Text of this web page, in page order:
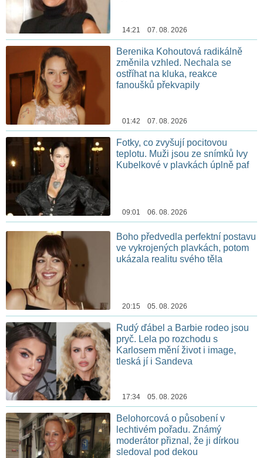
14:21 07. 08. 2026
Berenika Kohoutová radikálně
změnila vzhled. Nechala se
ostříhat na kluka, reakce
fanoušků překvapily
01:42 07. 08. 2026
Fotky, co zvyšují pocitovou
teplotu. Muži jsou ze snímků Ivy
Kubelkové v plavkách úplně paf
09:01 06. 08. 2026
Boho předvedla perfektní postavu
ve vykrojených plavkách, potom
ukázala realitu svého těla
20:15 05. 08. 2026
Rudý ďábel a Barbie rodeo jsou
pryč. Lela po rozchodu s
Karlosem mění život i image,
tleská jí i Sandeva
17:34 05. 08. 2026
Belohorcová o působení v
lechtivém pořadu. Známý
moderátor přiznal, že ji dírkou
sledoval pod dekou